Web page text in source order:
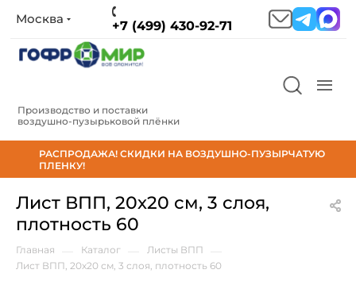
Москва +7 (499) 430-92-71
Производство и поставки
воздушно‑пузырьковой плёнки
РАСПРОДАЖА! СКИДКИ НА ВОЗДУШНО-ПУЗЫРЧАТУЮ
ПЛЕНКУ!
Лист ВПП, 20х20 см, 3 слоя,
плотность 60
Главная Каталог Листы ВПП
Лист ВПП, 20х20 см, 3 слоя, плотность 60